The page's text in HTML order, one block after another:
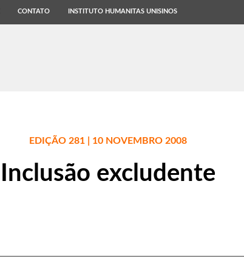
CONTATO INSTITUTO HUMANITAS UNISINOS
EDIÇÃO 281 | 10 NOVEMBRO 2008
Inclusão excludente